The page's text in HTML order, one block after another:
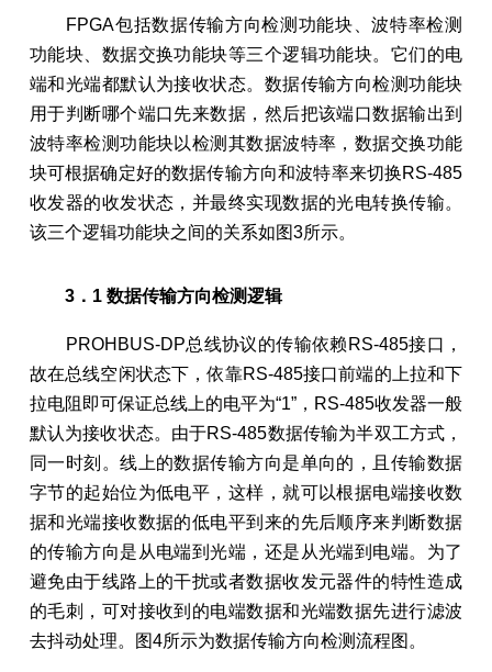
FPGA包括数据传输方向检测功能块、波特率检测
功能块、数据交换功能块等三个逻辑功能块。它们的电
端和光端都默认为接收状态。数据传输方向检测功能块
用于判断哪个端口先来数据，然后把该端口数据输出到
波特率检测功能块以检测其数据波特率，数据交换功能
块可根据确定好的数据传输方向和波特率来切换RS-485
收发器的收发状态，并最终实现数据的光电转换传输。
该三个逻辑功能块之间的关系如图3所示。
3．1 数据传输方向检测逻辑
PROHBUS-DP总线协议的传输依赖RS-485接口，
故在总线空闲状态下，依靠RS-485接口前端的上拉和下
拉电阻即可保证总线上的电平为“1”，RS-485收发器一般
默认为接收状态。由于RS-485数据传输为半双工方式，
同一时刻。线上的数据传输方向是单向的，且传输数据
字节的起始位为低电平，这样，就可以根据电端接收数
据和光端接收数据的低电平到来的先后顺序来判断数据
的传输方向是从电端到光端，还是从光端到电端。为了
避免由于线路上的干扰或者数据收发元器件的特性造成
的毛刺，可对接收到的电端数据和光端数据先进行滤波
去抖动处理。图4所示为数据传输方向检测流程图。